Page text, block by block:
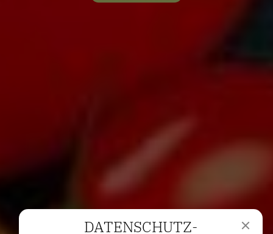
DATENSCHUTZ­